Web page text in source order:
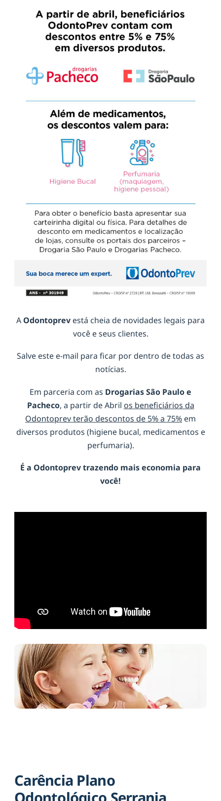
A Odontoprev está cheia de novidades legais para
você e seus clientes.
Salve este e-mail para ficar por dentro de todas as
notícias.
Em parceria com as Drogarias São Paulo e
Pacheco, a partir de Abril os beneficiários da
Odontoprev terão descontos de 5% a 75% em
diversos produtos (higiene bucal, medicamentos e
perfumaria).
É a Odontoprevtrazendo mais economia para
você!
Carência Plano
Odontológico Serrania